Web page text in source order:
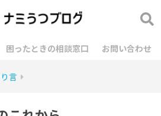
困ったときの相談窓口 お問い合わせ
言